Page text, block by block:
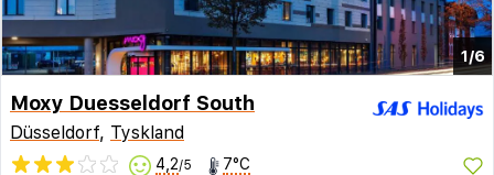
1/6
Moxy Duesseldorf South
Düsseldorf, Tyskland
4,2/5 7°C